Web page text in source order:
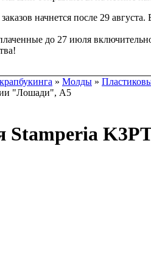
начнется после 29
до 27 июля
» Молды »
"Лошади", А5
Stamperia